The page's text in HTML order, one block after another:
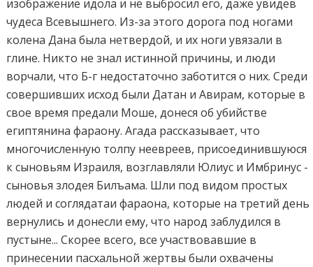
изображение идола и не выбросил его, даже увидев
чудеса Всевышнего. Из-за этого дорога под ногами
колена Дана была нетвердой, и их ноги увязали в
глине. Никто не знал истинной причины, и люди
ворчали, что Б-г недостаточно заботится о них. Среди
совершивших исход были Датан и Авирам, которые в
свое время предали Моше, донеся об убийстве
египтянина фараону. Агада рассказывает, что
многочисленную толпу неевреев, присоединившуюся
к сыновьям Израиля, возглавляли Юлиус и Имбринус -
сыновья злодея Билъама. Шли под видом простых
людей и соглядатаи фараона, которые на третий день
вернулись и донесли ему, что народ заблудился в
пустыне... Скорее всего, все участвовавшие в
принесении пасхальной жертвы были охвачены